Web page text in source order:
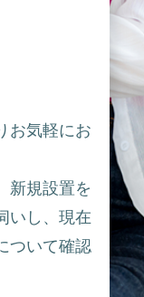
お気軽にお
新規設置を
いし、現在
ついて確認